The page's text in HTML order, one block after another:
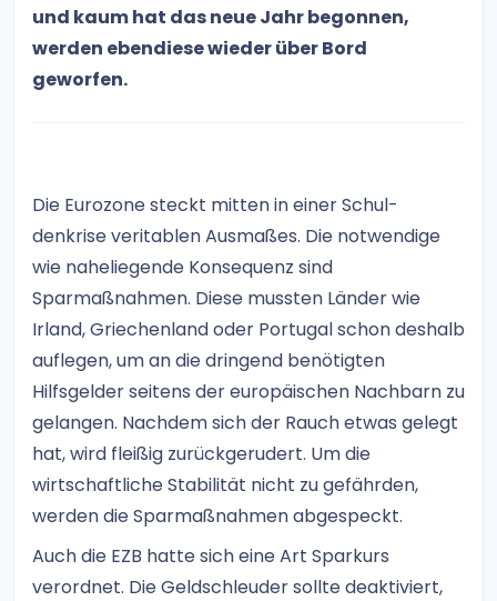
und kaum hat das neue Jahr begonnen,
werden ebendiese wieder über Bord
geworfen.
Die Eurozone steckt mitten in einer Schul-
denkrise veritablen Ausmaßes. Die notwendige
wie naheliegende Konsequenz sind
Sparmaßnahmen. Diese mussten Länder wie
Irland, Griechenland oder Portugal schon deshalb
auflegen, um an die dringend benötigten
Hilfsgelder seitens der europäischen Nachbarn zu
gelangen. Nachdem sich der Rauch etwas gelegt
hat, wird fleißig zurückgerudert. Um die
wirtschaftliche Stabilität nicht zu gefährden,
werden die Sparmaßnahmen abgespeckt.
Auch die EZB hatte sich eine Art Sparkurs
verordnet. Die Geldschleuder sollte deaktiviert,